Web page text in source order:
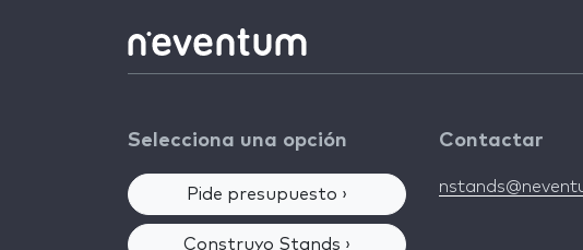
Selecciona una opción
Pide presupuesto ›
Construyo Stands ›
Contactar